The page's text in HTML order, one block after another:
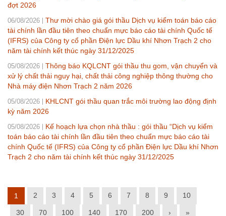
đợt 2026
06/08/2026
Thư mời chào giá gói thầu Dịch vụ kiểm toán báo cáo
tài chính lần đầu tiên theo chuẩn mực báo cáo tài chính Quốc tế
(IFRS) của Công ty cổ phần Điện lực Dầu khí Nhơn Trạch 2 cho
năm tài chính kết thúc ngày 31/12/2025
05/08/2026
Thông báo KQLCNT gói thầu thu gom, vận chuyển và
xử lý chất thải nguy hại, chất thải công nghiệp thông thường cho
Nhà máy điện Nhơn Trạch 2 năm 2026
05/08/2026
KHLCNT gói thầu quan trắc môi trường lao động định
kỳ năm 2026
05/08/2026
Kế hoạch lựa chọn nhà thầu : gói thầu “Dịch vụ kiểm
toán báo cáo tài chính lần đầu tiên theo chuẩn mực báo cáo tài
chính Quốc tế (IFRS) của Công ty cổ phần Điện lực Dầu khí Nhơn
Trạch 2 cho năm tài chính kết thúc ngày 31/12/2025
1 2 3 4 5 6 7 8 9 10
30 70 100 140 170 200 › »